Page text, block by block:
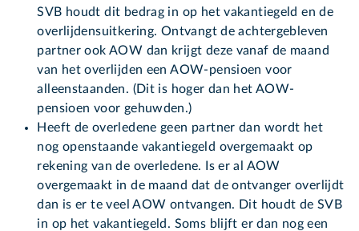
SVB houdt dit bedrag in op het vakantiegeld en de
overlijdensuitkering. Ontvangt de achtergebleven
partner ook AOW dan krijgt deze vanaf de maand
van het overlijden een AOW-pensioen voor
alleenstaanden. (Dit is hoger dan het AOW-
pensioen voor gehuwden.)
Heeft de overledene geen partner dan wordt het
nog openstaande vakantiegeld overgemaakt op
rekening van de overledene. Is er al AOW
overgemaakt in de maand dat de ontvanger overlijdt
dan is er te veel AOW ontvangen. Dit houdt de SVB
in op het vakantiegeld. Soms blijft er dan nog een